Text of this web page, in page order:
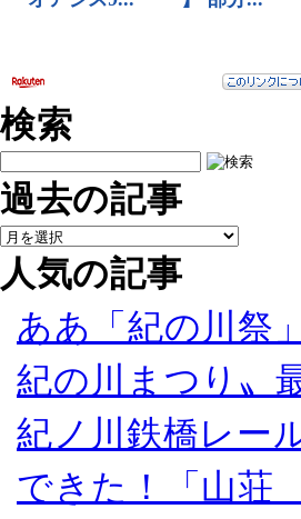
検索
過去の記事
人気の記事
ああ「紀の川祭
紀の川まつり〟
紀ノ川鉄橋レー
できた！「山荘